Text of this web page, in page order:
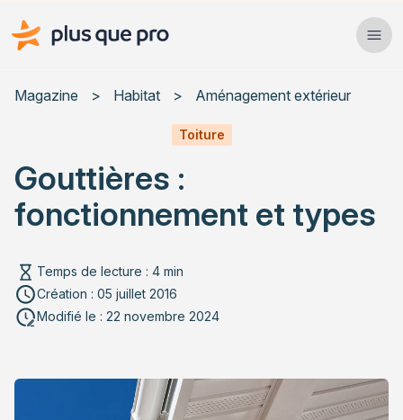
Plus que pro Mag'
Services
Actualités
Rechercher un article
Magazine > Habitat > Aménagement extérieur
Toiture
Gouttières :
fonctionnement et types
Temps de lecture : 4 min
Création : 05 juillet 2016
Modifié le : 22 novembre 2024